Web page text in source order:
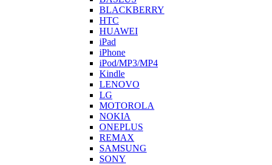
BLACKBERRY
HTC
HUAWEI
iPad
iPhone
iPod/MP3/MP4
Kindle
LENOVO
LG
MOTOROLA
NOKIA
ONEPLUS
REMAX
SAMSUNG
SONY